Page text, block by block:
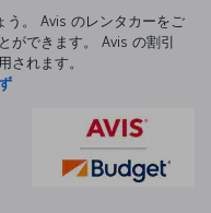
う。 Avis のレンタカーをご
ができます。 Avis の割引
されます。